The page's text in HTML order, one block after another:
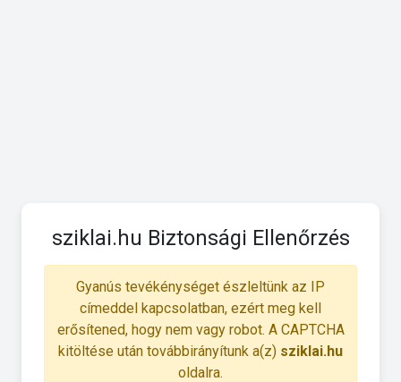
sziklai.hu Biztonsági Ellenőrzés
Gyanús tevékénységet észleltünk az IP
címeddel kapcsolatban, ezért meg kell
erősítened, hogy nem vagy robot. A CAPTCHA
kitöltése után továbbirányítunk a(z) sziklai.hu
oldalra.